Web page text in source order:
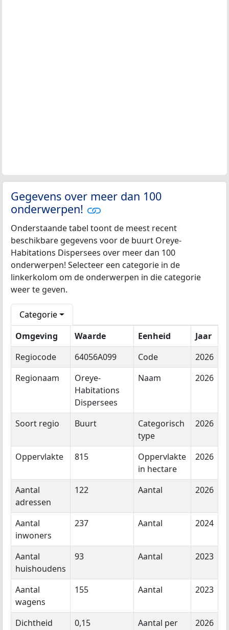
Gegevens over meer dan 100
onderwerpen!
Onderstaande tabel toont de meest recent
beschikbare gegevens voor de buurt Oreye-
Habitations Dispersees over meer dan 100
onderwerpen! Selecteer een categorie in de
linkerkolom om de onderwerpen in die categorie
weer te geven.
Categorie
Omgeving
Waarde Eenheid
Jaar
Regiocode
64056A099 Code
2026
Regionaam
Oreye-
Habitations
Dispersees
Naam 2026
Soort regio Buurt
Categorisch
type
2026
Oppervlakte 815
Oppervlakte
in hectare
2026
Aantal
adressen
122 Aantal 2026
Aantal
inwoners
237 Aantal 2024
Aantal
huishoudens
93 Aantal 2023
Aantal
wagens
155 Aantal 2023
Dichtheid
0,15
Aantal per
2026